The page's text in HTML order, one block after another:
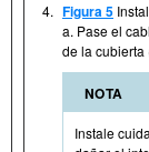
4. Figura 5
a. Pase el
de la cubierta
NOTA
Instale